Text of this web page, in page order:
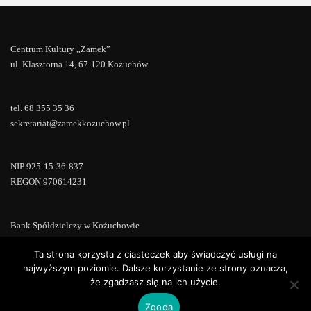
Centrum Kultury „Zamek”
ul. Klasztorna 14, 67-120 Kożuchów
tel. 68 355 35 36
sekretariat@zamekkozuchow.pl
NIP 925-15-36-837
REGON 970614231
Bank Spółdzielczy w Kożuchowie
WordPress |ConsultStreet theme by
Ta strona korzysta z ciasteczek aby świadczyć usługi na
najwyższym poziomie. Dalsze korzystanie ze strony oznacza,
że zgadzasz się na ich użycie.
Zgoda